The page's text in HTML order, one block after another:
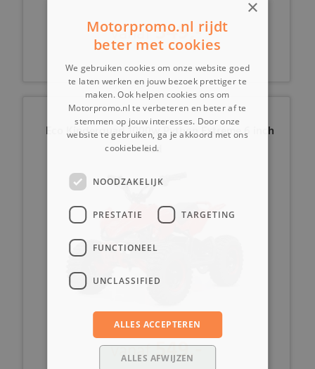
vanaf549,-
Eco Kinderquad 1000w Python Extreme 6 inch
Red
vanaf549,-
×
Motorpromo.nl rijdt
beter met cookies
We gebruiken cookies om onze website goed
te laten werken en jouw bezoek prettiger te
maken. Ook helpen cookies ons om
Motorpromo.nl te verbeteren en beter af te
stemmen op jouw interesses. Door onze
website te gebruiken, ga je akkoord met ons
cookiebeleid.
NOODZAKELIJK
PRESTATIE TARGETING
FUNCTIONEEL
UNCLASSIFIED
ALLES ACCEPTEREN
ALLES AFWIJZEN